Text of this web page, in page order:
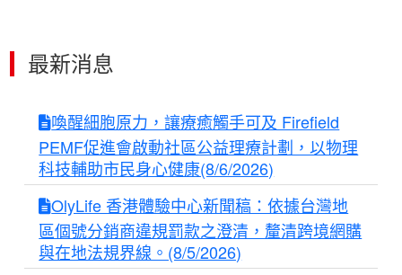
最新消息
喚醒細胞原力，讓療癒觸手可及 Firefield
PEMF促進會啟動社區公益理療計劃，以物理
科技輔助市民身心健康(8/6/2026)
OlyLife 香港體驗中心新聞稿：依據台灣地
區個號分銷商違規罰款之澄清，釐清跨境網購
與在地法規界線。(8/5/2026)